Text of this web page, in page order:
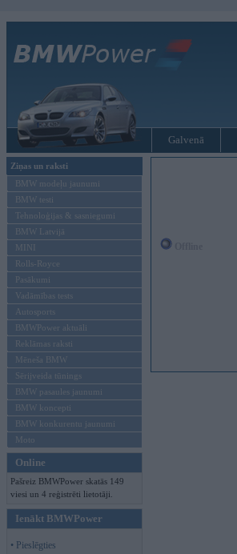
Galvenā
Ziņas un raksti
BMW modeļu jaunumi
BMW testi
Tehnoloģijas & sasniegumi
BMW Latvijā
MINI
Rolls-Royce
Pasākumi
Vadāmības tests
Autosports
BMWPower aktuāli
Reklāmas raksti
Mēneša BMW
Sērijveida tūnings
BMW pasaules jaunumi
BMW koncepti
BMW konkurentu jaunumi
Moto
Online
Pašreiz BMWPower skatās 149
viesi un 4 reģistrēti lietotāji.
Ienākt BMWPower
• Pieslēgties